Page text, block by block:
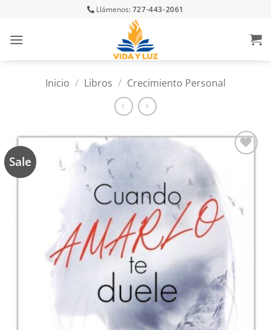
content
Llámenos:727-443-2061
Inicio / Libros / Crecimiento Personal
Sale
deseos